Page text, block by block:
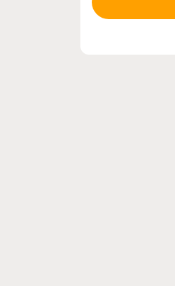
un retour en